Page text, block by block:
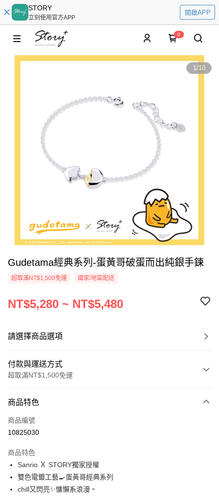
STORY
立刻使用官方APP
開啟APP
0
1/10
Gudetama經典系列-蛋黃哥破蛋而出純銀手鍊
超取滿NT$1,500免運 國家/地區配送
NT$5,280 ~ NT$5,480
請選擇商品選項
付款與運送方式
超取滿NT$1,500免運
信用卡一次付款
信用卡分期付款
合作金庫商業銀行
華南商業銀行
上海商業儲蓄銀行
國泰世華商業銀行
6 期 0 利率 每期
華南商業銀行
上海商業儲蓄銀行
超商取貨付款
LINE Pay
商品特色
商品編號
10825030
商品特色
Sanrio Ｘ STORY獨家授權
雙色電鍍工藝🍳蛋黃哥經典系列
chill又閃亮✨慵懶系浪漫。